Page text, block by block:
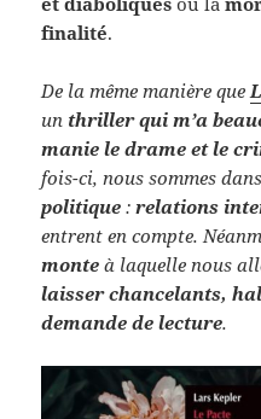
finalité.
De la même manière que
un thriller qui m’a
manie le drame et le
fois-ci, nous sommes
politique :relations
entrent en compte.
monte à laquelle nous
laisser chancelants,
demande de lecture.